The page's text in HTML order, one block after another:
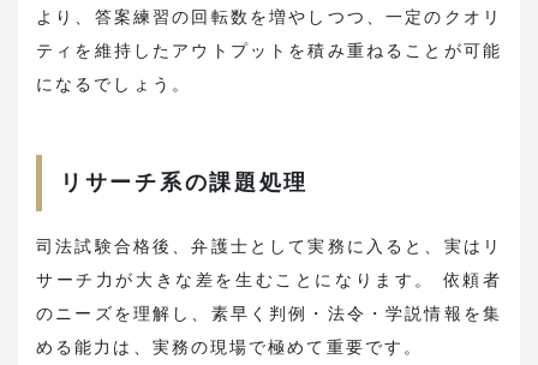
より、答案練習の回転数を増やしつつ、一定のクオリ
ティを維持したアウトプットを積み重ねることが可能
になるでしょう。
リサーチ系の課題処理
司法試験合格後、弁護士として実務に入ると、実はリ
サーチ力が大きな差を生むことになります。 依頼者
のニーズを理解し、素早く判例・法令・学説情報を集
める能力は、実務の現場で極めて重要です。